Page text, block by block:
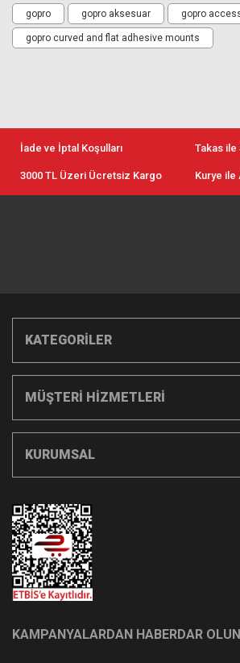
gopro
gopro aksesuar gopro
gopro curved and flat adhesive mounts
İade ve İptal Koşulları Takas ile
3000 TL Üzeri Ücretsiz Kargo Kurye ile
KATEGORİLER
MÜŞTERİ HİZMETLERİ
KURUMSAL
KAMPANYALARDAN HABERDAR OLUN